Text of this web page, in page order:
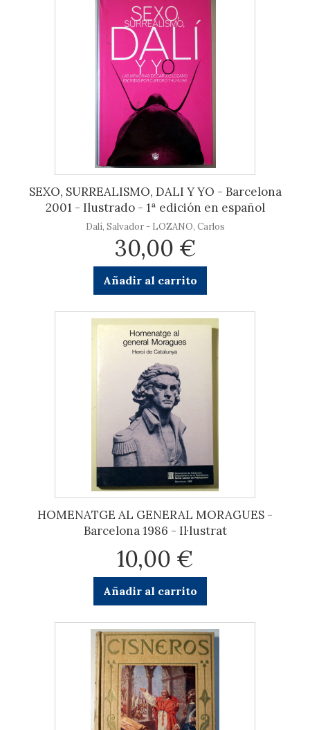
SEXO, SURREALISMO, DALI Y YO - Barcelona
2001 - Ilustrado - 1ª edición en español
Dalí, Salvador - LOZANO, Carlos
30,00 €
Añadir al carrito
HOMENATGE AL GENERAL MORAGUES -
Barcelona 1986 - Il·lustrat
10,00 €
Añadir al carrito